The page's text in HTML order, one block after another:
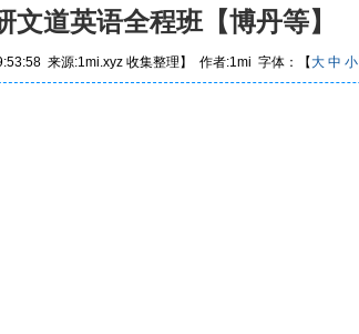
文道英语全程班【博丹等】
来源:1mi.xyz 收集整理】 作者:1mi 字体：【大 中 小